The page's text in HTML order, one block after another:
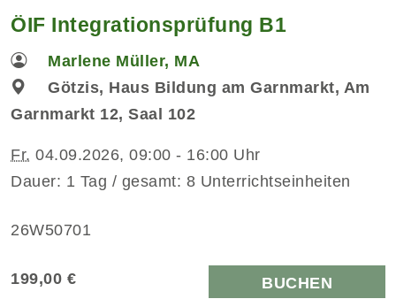
ÖIF Integrationsprüfung B1
Marlene Müller, MA
Götzis, Haus Bildung am Garnmarkt, Am
Garnmarkt 12, Saal 102
Fr. 04.09.2026, 09:00 - 16:00 Uhr
Dauer: 1 Tag / gesamt: 8 Unterrichtseinheiten
26W50701
199,00 € BUCHEN